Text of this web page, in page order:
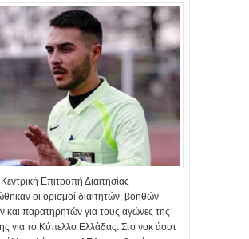
Επιτροπή Διαιτησίας
οι ορισμοί διαιτητών, βοηθών
και παρατηρητών για τους αγώνες της
για το Κύπελλο Ελλάδας. Στο νοκ άουτ